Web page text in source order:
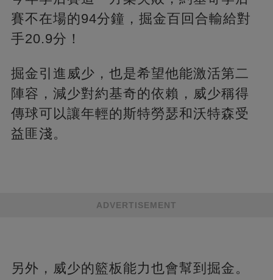
賽不在場的94分鐘，掘金百回合輸給對
手20.9分！
掘金引進威少，也是希望他能激活第二
陣容，減少對約基奇的依賴，威少稱得
傳球可以讓年輕的斯特勞瑟和沃特森受
益匪淺。
ADVERTISEMENT
另外，威少的籃板能力也會幫到掘金。